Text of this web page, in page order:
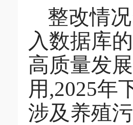
整改情
入数据库
高质量发
用,2025年
涉及养殖